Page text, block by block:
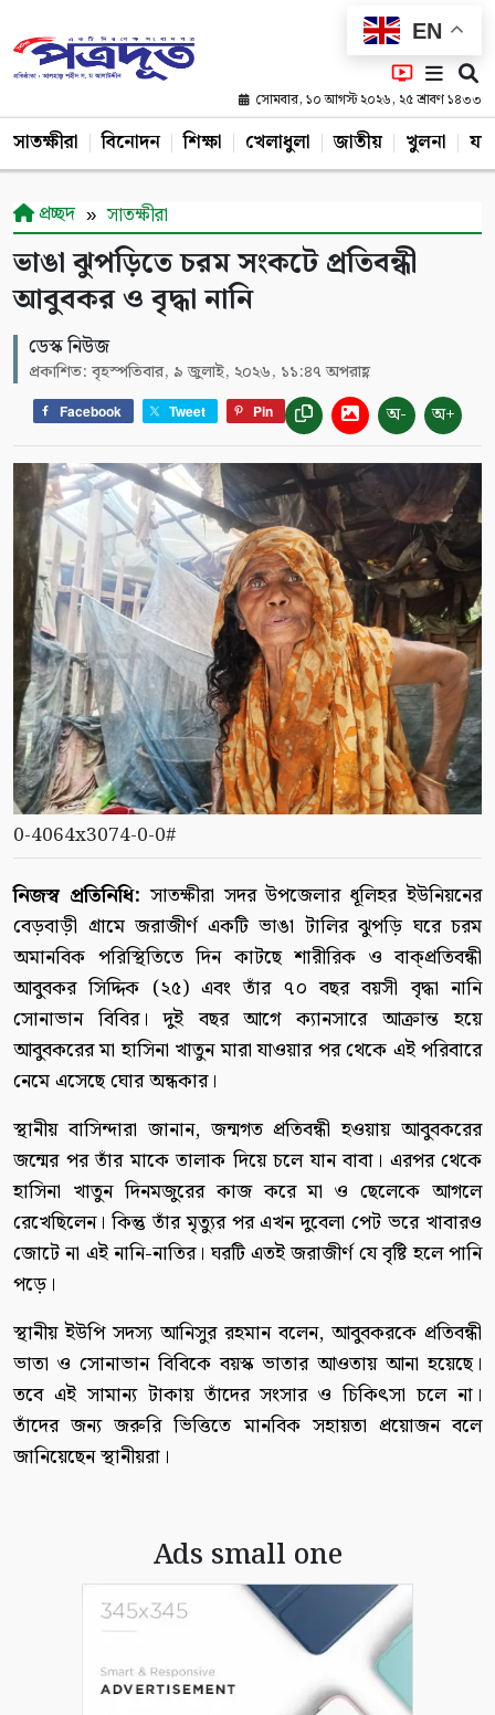
EN
সোমবার, ১০ আগস্ট ২০২৬, ২৫ শ্রাবণ ১৪৩৩
সাতক্ষীরা বিনোদন শিক্ষা খেলাধুলা জাতীয় খুলনা
প্রচ্ছদ সাতক্ষীরা
ভাঙা ঝুপড়িতে চরম সংকটে প্রতিবন্ধী
আবুবকর ও বৃদ্ধা নানি
ডেস্ক নিউজ
প্রকাশিত: বৃহস্পতিবার, ৯ জুলাই, ২০২৬, ১১:৪৭ অপরাহ্ণ
Facebook Tweet Pin অ- অ+
0-4064x3074-0-0#
নিজস্ব প্রতিনিধি: সাতক্ষীরা সদর উপজেলার ধূলিহর ইউনিয়নের
বেড়বাড়ী গ্রামে জরাজীর্ণ একটি ভাঙা টালির ঝুপড়ি ঘরে চরম
অমানবিক পরিস্থিতিতে দিন কাটছে শারীরিক ও বাক্প্রতিবন্ধী
আবুবকর সিদ্দিক (২৫) এবং তাঁর ৭০ বছর বয়সী বৃদ্ধা নানি
সোনাভান বিবির। দুই বছর আগে ক্যানসারে আক্রান্ত হয়ে
আবুবকরের মা হাসিনা খাতুন মারা যাওয়ার পর থেকে এই পরিবারে
নেমে এসেছে ঘোর অন্ধকার।
স্থানীয় বাসিন্দারা জানান, জন্মগত প্রতিবন্ধী হওয়ায় আবুবকরের
জন্মের পর তাঁর মাকে তালাক দিয়ে চলে যান বাবা। এরপর থেকে
হাসিনা খাতুন দিনমজুরের কাজ করে মা ও ছেলেকে আগলে
রেখেছিলেন। কিন্তু তাঁর মৃত্যুর পর এখন দুবেলা পেট ভরে খাবারও
জোটে না এই নানি-নাতির। ঘরটি এতই জরাজীর্ণ যে বৃষ্টি হলে পানি
পড়ে।
স্থানীয় ইউপি সদস্য আনিসুর রহমান বলেন, আবুবকরকে প্রতিবন্ধী
ভাতা ও সোনাভান বিবিকে বয়স্ক ভাতার আওতায় আনা হয়েছে।
তবে এই সামান্য টাকায় তাঁদের সংসার ও চিকিৎসা চলে না।
তাঁদের জন্য জরুরি ভিত্তিতে মানবিক সহায়তা প্রয়োজন বলে
জানিয়েছেন স্থানীয়রা।
Ads small one